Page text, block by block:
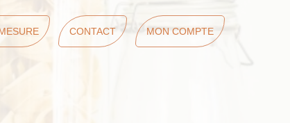
CONTACT MON COMPTE